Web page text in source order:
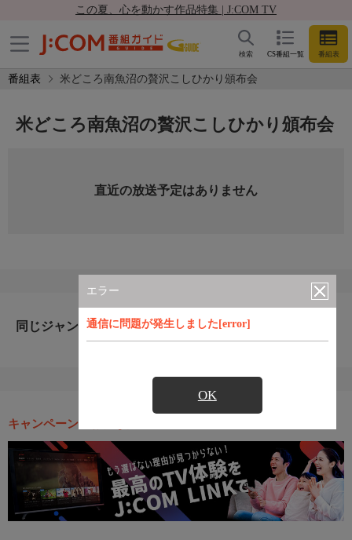
この夏、心を動かす作品特集 | J:COM TV
CS番組一覧 番組表
検索
番組表 米どころ南魚沼の贅沢こしひかり頒布会
エラー
通信に問題が発生しました[error]
OK
米どころ南魚沼の贅沢こしひかり頒布会
直近の放送予定はありません
同じジャンルのおすすめ番組
キャンペーン・お得な情報